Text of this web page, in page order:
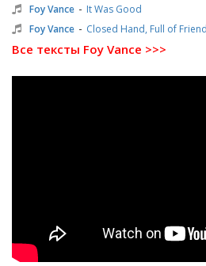
Foy Vance - It Was Good
Foy Vance - Closed Hand, Full of
Все тексты Foy Vance >>>